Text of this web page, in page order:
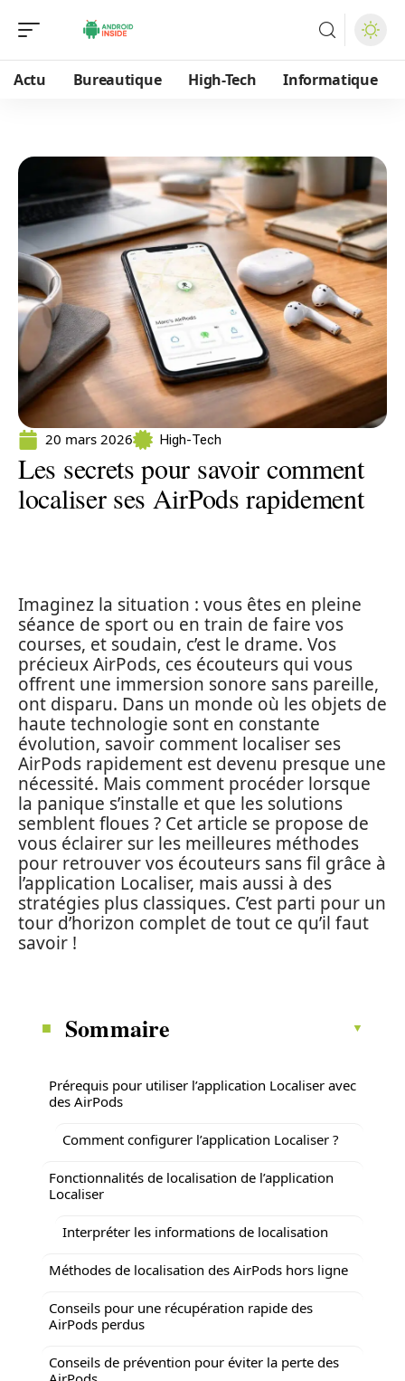
Actu Bureautique High-Tech Informatique
20 mars 2026 High-Tech
Les secrets pour savoir comment
localiser ses AirPods rapidement
Imaginez la situation : vous êtes en pleine
séance de sport ou en train de faire vos
courses, et soudain, c’est le drame. Vos
précieux AirPods, ces écouteurs qui vous
offrent une immersion sonore sans pareille,
ont disparu. Dans un monde où les objets de
haute technologie sont en constante
évolution, savoir comment localiser ses
AirPods rapidement est devenu presque une
nécessité. Mais comment procéder lorsque
la panique s’installe et que les solutions
semblent floues ? Cet article se propose de
vous éclairer sur les meilleures méthodes
pour retrouver vos écouteurs sans fil grâce à
l’application Localiser, mais aussi à des
stratégies plus classiques. C’est parti pour un
tour d’horizon complet de tout ce qu’il faut
savoir !
Sommaire
Prérequis pour utiliser l’application Localiser avec
des AirPods
Comment configurer l’application Localiser ?
Fonctionnalités de localisation de l’application
Localiser
Interpréter les informations de localisation
Méthodes de localisation des AirPods hors ligne
Conseils pour une récupération rapide des
AirPods perdus
Conseils de prévention pour éviter la perte des